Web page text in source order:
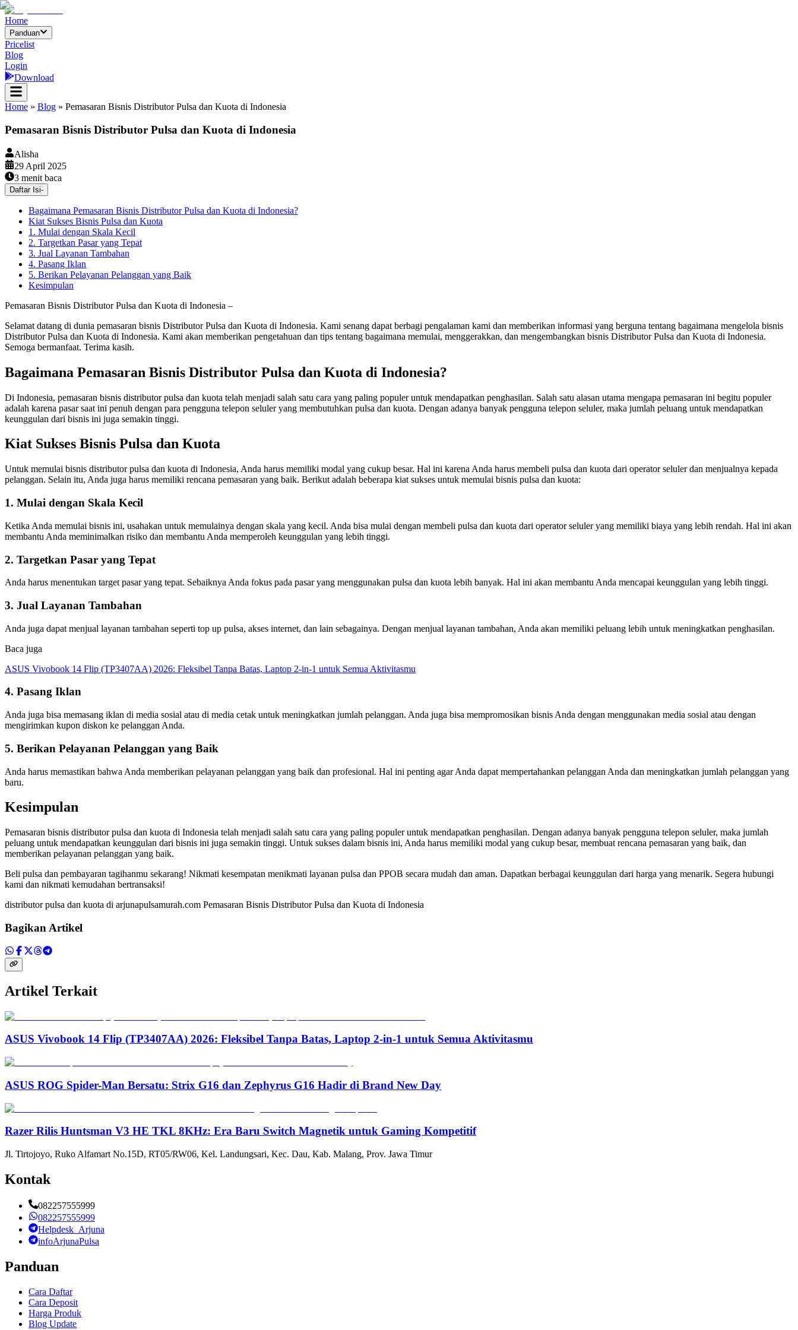
Home
Panduan
Pricelist
Blog
Login
Download
Home » Blog » Pemasaran Bisnis Distributor Pulsa dan Kuota di Indonesia
Pemasaran Bisnis Distributor Pulsa dan Kuota di Indonesia
Alisha
29 April 2025
3 menit baca
Daftar Isi-
Bagaimana Pemasaran Bisnis Distributor Pulsa dan Kuota di Indonesia?
Kiat Sukses Bisnis Pulsa dan Kuota
1. Mulai dengan Skala Kecil
2. Targetkan Pasar yang Tepat
3. Jual Layanan Tambahan
4. Pasang Iklan
5. Berikan Pelayanan Pelanggan yang Baik
Kesimpulan
Pemasaran Bisnis Distributor Pulsa dan Kuota di Indonesia –
Selamat datang di dunia pemasaran bisnis Distributor Pulsa dan Kuota di Indonesia. Kami senang dapat berbagi pengalaman kami dan memberikan informasi yang berguna tentang bagaimana mengelola bisnis
Distributor Pulsa dan Kuota di Indonesia. Kami akan memberikan pengetahuan dan tips tentang bagaimana memulai, menggerakkan, dan mengembangkan bisnis Distributor Pulsa dan Kuota di Indonesia.
Semoga bermanfaat. Terima kasih.
Bagaimana Pemasaran Bisnis Distributor Pulsa dan Kuota di Indonesia?
Di Indonesia, pemasaran bisnis distributor pulsa dan kuota telah menjadi salah satu cara yang paling populer untuk mendapatkan penghasilan. Salah satu alasan utama mengapa pemasaran ini begitu populer
adalah karena pasar saat ini penuh dengan para pengguna telepon seluler yang membutuhkan pulsa dan kuota. Dengan adanya banyak pengguna telepon seluler, maka jumlah peluang untuk mendapatkan
keunggulan dari bisnis ini juga semakin tinggi.
Kiat Sukses Bisnis Pulsa dan Kuota
Untuk memulai bisnis distributor pulsa dan kuota di Indonesia, Anda harus memiliki modal yang cukup besar. Hal ini karena Anda harus membeli pulsa dan kuota dari operator seluler dan menjualnya kepada
pelanggan. Selain itu, Anda juga harus memiliki rencana pemasaran yang baik. Berikut adalah beberapa kiat sukses untuk memulai bisnis pulsa dan kuota:
1. Mulai dengan Skala Kecil
Ketika Anda memulai bisnis ini, usahakan untuk memulainya dengan skala yang kecil. Anda bisa mulai dengan membeli pulsa dan kuota dari operator seluler yang memiliki biaya yang lebih rendah. Hal ini akan
membantu Anda meminimalkan risiko dan membantu Anda memperoleh keunggulan yang lebih tinggi.
2. Targetkan Pasar yang Tepat
Anda harus menentukan target pasar yang tepat. Sebaiknya Anda fokus pada pasar yang menggunakan pulsa dan kuota lebih banyak. Hal ini akan membantu Anda mencapai keunggulan yang lebih tinggi.
3. Jual Layanan Tambahan
Anda juga dapat menjual layanan tambahan seperti top up pulsa, akses internet, dan lain sebagainya. Dengan menjual layanan tambahan, Anda akan memiliki peluang lebih untuk meningkatkan penghasilan.
Baca juga
ASUS Vivobook 14 Flip (TP3407AA) 2026: Fleksibel Tanpa Batas, Laptop 2-in-1 untuk Semua Aktivitasmu
4. Pasang Iklan
Anda juga bisa memasang iklan di media sosial atau di media cetak untuk meningkatkan jumlah pelanggan. Anda juga bisa mempromosikan bisnis Anda dengan menggunakan media sosial atau dengan
mengirimkan kupon diskon ke pelanggan Anda.
5. Berikan Pelayanan Pelanggan yang Baik
Anda harus memastikan bahwa Anda memberikan pelayanan pelanggan yang baik dan profesional. Hal ini penting agar Anda dapat mempertahankan pelanggan Anda dan meningkatkan jumlah pelanggan yang
baru.
Kesimpulan
Pemasaran bisnis distributor pulsa dan kuota di Indonesia telah menjadi salah satu cara yang paling populer untuk mendapatkan penghasilan. Dengan adanya banyak pengguna telepon seluler, maka jumlah
peluang untuk mendapatkan keunggulan dari bisnis ini juga semakin tinggi. Untuk sukses dalam bisnis ini, Anda harus memiliki modal yang cukup besar, membuat rencana pemasaran yang baik, dan
memberikan pelayanan pelanggan yang baik.
Beli pulsa dan pembayaran tagihanmu sekarang! Nikmati kesempatan menikmati layanan pulsa dan PPOB secara mudah dan aman. Dapatkan berbagai keunggulan dari harga yang menarik. Segera hubungi
kami dan nikmati kemudahan bertransaksi!
distributor pulsa dan kuota di arjunapulsamurah.com Pemasaran Bisnis Distributor Pulsa dan Kuota di Indonesia
Bagikan Artikel
Artikel Terkait
ASUS Vivobook 14 Flip (TP3407AA) 2026: Fleksibel Tanpa Batas, Laptop 2-in-1 untuk Semua Aktivitasmu
ASUS ROG Spider-Man Bersatu: Strix G16 dan Zephyrus G16 Hadir di Brand New Day
Razer Rilis Huntsman V3 HE TKL 8KHz: Era Baru Switch Magnetik untuk Gaming Kompetitif
Jl. Tirtojoyo, Ruko Alfamart No.15D, RT05/RW06, Kel. Landungsari, Kec. Dau, Kab. Malang, Prov. Jawa Timur
Kontak
082257555999
082257555999
Helpdesk_Arjuna
infoArjunaPulsa
Panduan
Cara Daftar
Cara Deposit
Harga Produk
Blog Update